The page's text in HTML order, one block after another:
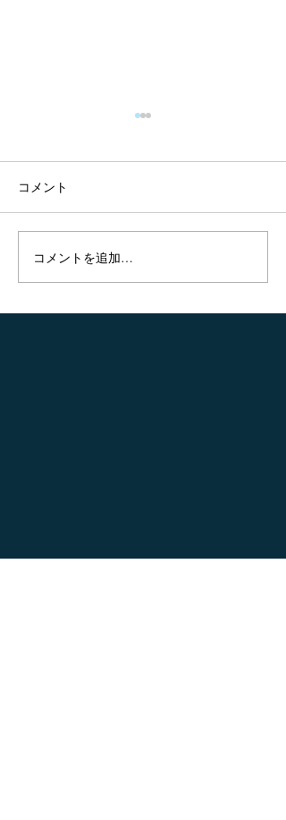
タイトル： Combination of
and occupational therapy
improve activities of daily
コメント
コメントを追加…